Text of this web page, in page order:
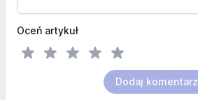
Oceń artykuł
Dodaj komentarz